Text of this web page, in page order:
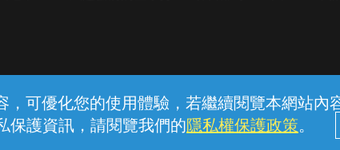
可優化您的使用體驗，若繼續閱覽本網站內
保護資訊，請閱覽我們的隱私權保護政策。
線上客服 服務條款 隱私權保護
中華電信股份有限公司個人家庭分公司 (統一編號：96979949) ©